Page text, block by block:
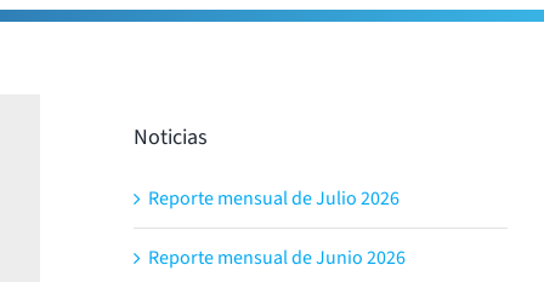
Noticias
Reporte mensual de Julio 2026
Reporte mensual de Junio 2026